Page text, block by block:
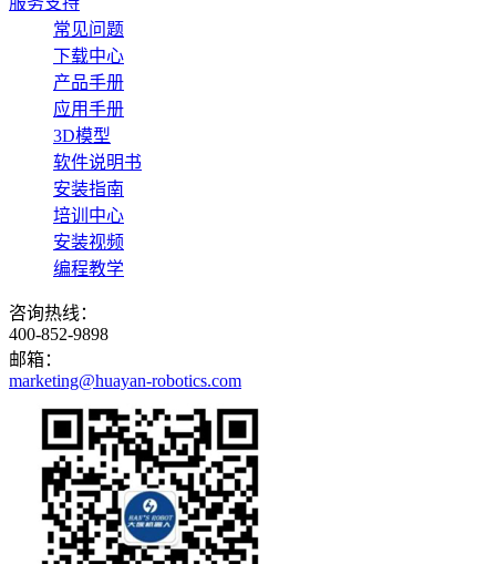
常见问题
下载中心
产品手册
应用手册
3D模型
软件说明书
安装指南
培训中心
安装视频
编程教学
咨询热线：
400-852-9898
邮箱：
marketing@huayan-robotics.com